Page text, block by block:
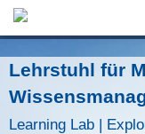
Lehrstuhl für
Learning Lab |